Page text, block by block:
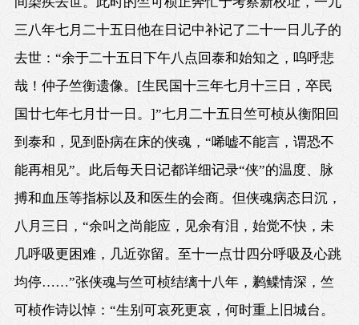
三八年七月二十五日他在日记中补记了二十一日儿子的
去世：“余于二十五日下午八点回泰和始知之，呜呼悲
哉！仲子竺衡遗像。[生民国十三年七月十三日，卒民
国廿七年七月廿一日。]”七月二十五日竺可桢从衡阳回
到泰和，见到卧病在床的侠魂，“唏嘘不能言，谓恐不
能再相见”。此后每天日记都详细记录“侠”的温度、脉
搏和血压等指标以及和医生的会商。但侠魂病态日沉，
八月三日，“余叫之尚能应，见余有泪，始觉不快，未
几呼吸更困难，几近弥留。至十一点廿四分呼吸及心跳
均停……”张侠魂与竺可桢结缡十八年，鹣鲽情深，竺
可桢作诗以悼：“生别可哀死更哀，何时重上旧城台。